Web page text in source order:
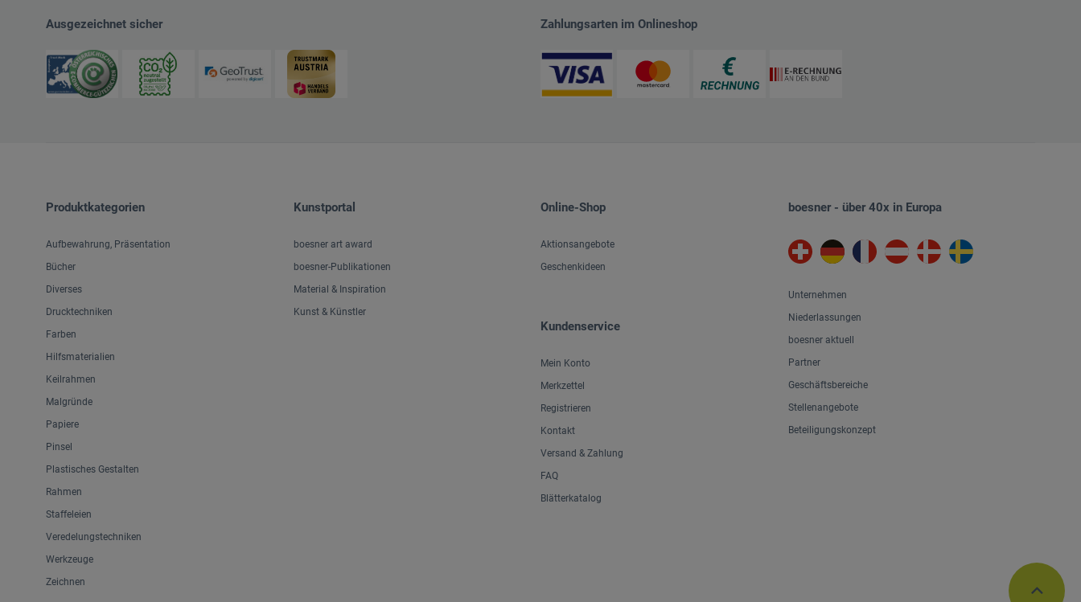
Ausgezeichnet sicher Zahlungsarten im Onlineshop
Produktkategorien
Aufbewahrung, Präsentation
Bücher
Diverses
Drucktechniken
Farben
Hilfsmaterialien
Keilrahmen
Malgründe
Papiere
Pinsel
Plastisches Gestalten
Rahmen
Staffeleien
Veredelungstechniken
Werkzeuge
Zeichnen
Kunstportal
boesner art award
boesner-Publikationen
Material & Inspiration
Kunst & Künstler
Online-Shop
Aktionsangebote
Geschenkideen
Kundenservice
Mein Konto
Merkzettel
Registrieren
Kontakt
Versand & Zahlung
FAQ
Blätterkatalog
boesner - über 40x in Europa
Unternehmen
Niederlassungen
boesner aktuell
Partner
Geschäftsbereiche
Stellenangebote
Beteiligungskonzept